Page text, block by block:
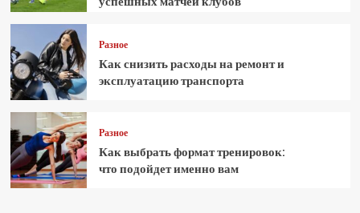
Разное
Как снизить расходы на ремонт и
эксплуатацию транспорта
Разное
Как выбрать формат тренировок:
что подойдет именно вам